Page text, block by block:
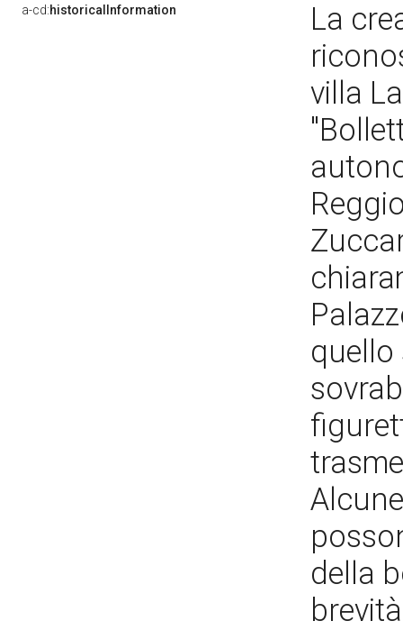
a-cd:historicalInformation
La
villa
quello
della